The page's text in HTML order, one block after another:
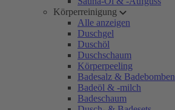
Körperreinigung
Alle anzeigen
Duschgel
Duschöl
Duschschaum
Körperpeeling
Badesalz & Badebomben
Badeöl & -milch
Badeschaum